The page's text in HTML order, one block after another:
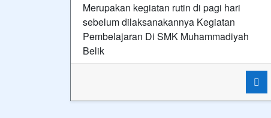
Merupakan kegiatan rutin di pagi hari
sebelum dilaksanakannya Kegiatan
Pembelajaran Di SMK Muhammadiyah
Belik